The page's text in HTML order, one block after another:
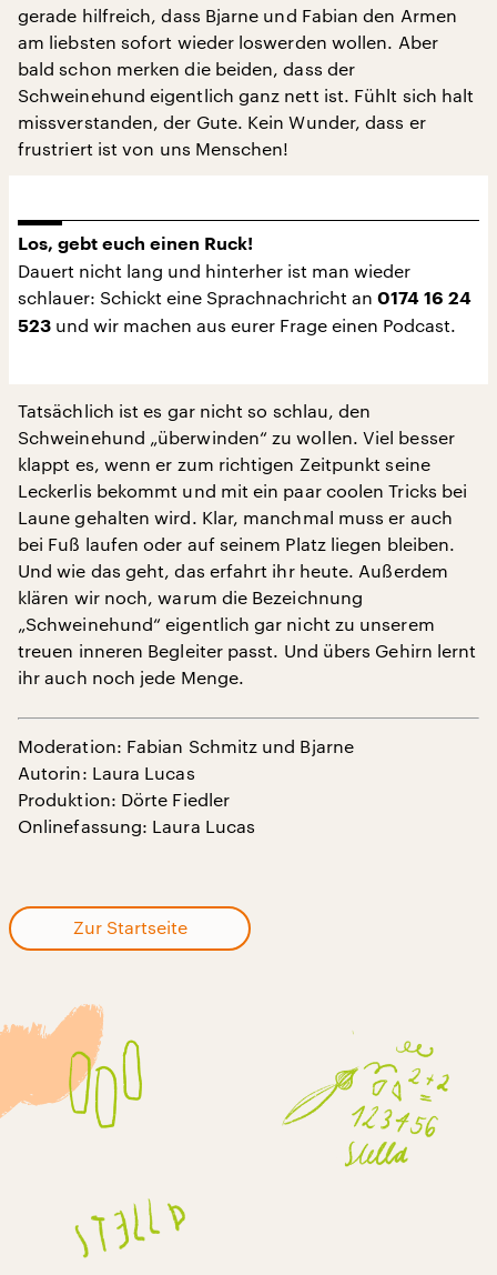
gerade hilfreich, dass Bjarne und Fabian den Armen
am liebsten sofort wieder loswerden wollen. Aber
bald schon merken die beiden, dass der
Schweinehund eigentlich ganz nett ist. Fühlt sich halt
missverstanden, der Gute. Kein Wunder, dass er
frustriert ist von uns Menschen!
Los, gebt euch einen Ruck!
Dauert nicht lang und hinterher ist man wieder
schlauer: Schickt eine Sprachnachricht an 0174 16 24
523 und wir machen aus eurer Frage einen Podcast.
Tatsächlich ist es gar nicht so schlau, den
Schweinehund „überwinden“ zu wollen. Viel besser
klappt es, wenn er zum richtigen Zeitpunkt seine
Leckerlis bekommt und mit ein paar coolen Tricks bei
Laune gehalten wird. Klar, manchmal muss er auch
bei Fuß laufen oder auf seinem Platz liegen bleiben.
Und wie das geht, das erfahrt ihr heute. Außerdem
klären wir noch, warum die Bezeichnung
„Schweinehund“ eigentlich gar nicht zu unserem
treuen inneren Begleiter passt. Und übers Gehirn lernt
ihr auch noch jede Menge.
Moderation: Fabian Schmitz und Bjarne
Autorin: Laura Lucas
Produktion: Dörte Fiedler
Onlinefassung: Laura Lucas
Zur Startseite